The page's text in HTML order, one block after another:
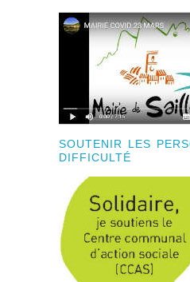
SOUTENIR LES
DIFFICULTÉ